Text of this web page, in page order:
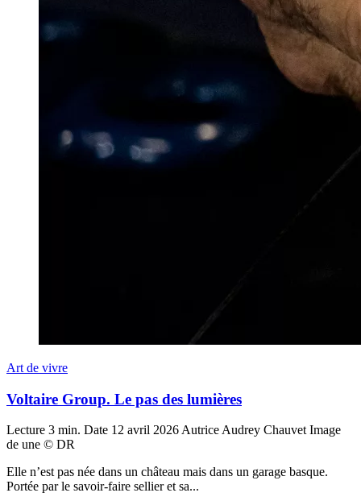
Art de vivre
Voltaire Group. Le pas des lumières
Lecture 3 min. Date 12 avril 2026AutriceAudrey Chauvet Image
de une © DR
Elle n’est pas née dans un château mais dans un garage basque.
Portée par le savoir-faire sellier et sa...